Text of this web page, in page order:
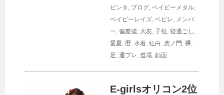
ビンタ , ブログ, ベイビーメタル,
ベイビーレイズ, ベビレ, メンバ
ー, 偏差値, 大友, 子役, 寝過ごし ,
愛夏, 暦, 水着, 紅白 , 虎ノ門 , 裸,
足 , 週プレ, 道場, 顔面
E-girlsオリコン2位